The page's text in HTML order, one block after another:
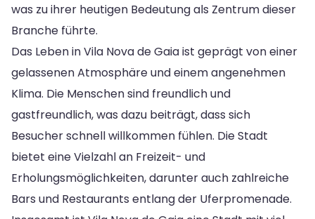
was zu ihrer heutigen Bedeutung als Zentrum dieser
Branche führte.
Das Leben in Vila Nova de Gaia ist geprägt von einer
gelassenen Atmosphäre und einem angenehmen
Klima. Die Menschen sind freundlich und
gastfreundlich, was dazu beiträgt, dass sich
Besucher schnell willkommen fühlen. Die Stadt
bietet eine Vielzahl an Freizeit- und
Erholungsmöglichkeiten, darunter auch zahlreiche
Bars und Restaurants entlang der Uferpromenade.